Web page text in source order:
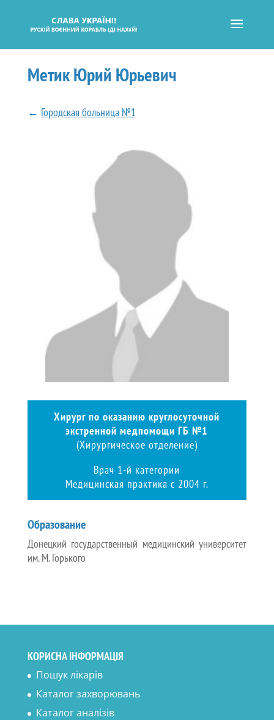
Метик Юрий Юрьевич
← Городская больница №1
Хирург по оказанию круглосуточной
экстренной медпомощи ГБ №1
(Хирургическое отделение)
Врач 1-й категории
Медицинская практика с 2004 г.
Образование
Донецкий государственный медицинский университет
им. М. Горького
КОРИСНА ІНФОРМАЦІЯ
Пошук лікарів
Каталог захворювань
Каталог аналізів